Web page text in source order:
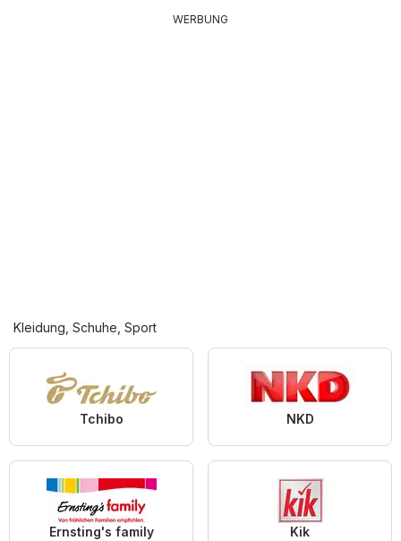
WERBUNG
Kleidung, Schuhe, Sport
Tchibo NKD
Ernsting's family Kik